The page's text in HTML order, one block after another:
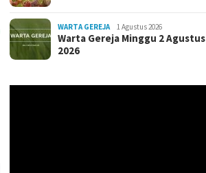
WARTA GEREJA 1 Agustus 2026
Warta Gereja Minggu 2 Agustus
2026